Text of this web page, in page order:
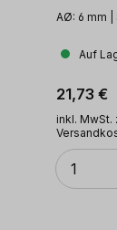
AØ: 6 mm |
Auf
21,73 €
inkl. MwSt.
Anzahl
1